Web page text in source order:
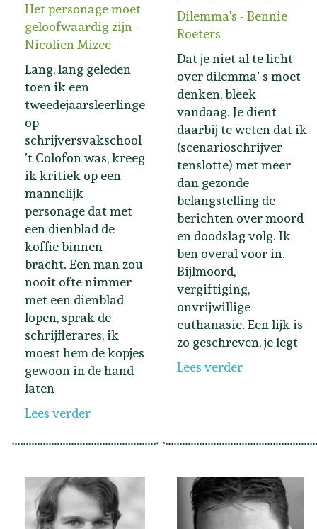
Het personage moet
geloofwaardig zijn -
Nicolien Mizee
Lang, lang geleden
toen ik een
tweedejaarsleerlinge
op
schrijversvakschool
’t Colofon was, kreeg
ik kritiek op een
mannelijk
personage dat met
een dienblad de
koffie binnen
bracht. Een man zou
nooit ofte nimmer
met een dienblad
lopen, sprak de
schrijflerares, ik
moest hem de kopjes
gewoon in de hand
laten
Lees verder
Dilemma's - Bennie
Roeters
Dat je niet al te licht
over dilemma’ s moet
denken, bleek
vandaag. Je dient
daarbij te weten dat ik
(scenarioschrijver
tenslotte) met meer
dan gezonde
belangstelling de
berichten over moord
en doodslag volg. Ik
ben overal voor in.
Bijlmoord,
vergiftiging,
onvrijwillige
euthanasie. Een lijk is
zo geschreven, je legt
Lees verder